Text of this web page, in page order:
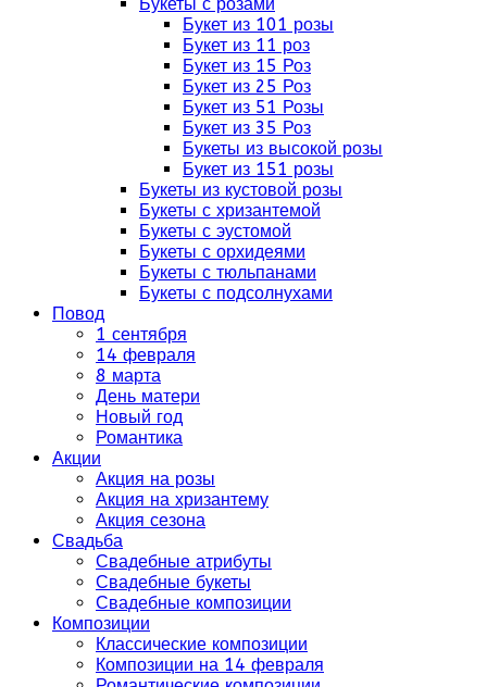
Букет из 101 розы
Букет из 11 роз
Букет из 15 Роз
Букет из 25 Роз
Букет из 51 Розы
Букет из 35 Роз
Букеты из высокой розы
Букет из 151 розы
Букеты из кустовой розы
Букеты с хризантемой
Букеты с эустомой
Букеты с орхидеями
Букеты с тюльпанами
Букеты с подсолнухами
Повод
1 сентября
14 февраля
8 марта
День матери
Новый год
Романтика
Акции
Акция на розы
Акция на хризантему
Акция сезона
Свадьба
Свадебные атрибуты
Свадебные букеты
Свадебные композиции
Композиции
Классические композиции
Композиции на 14 февраля